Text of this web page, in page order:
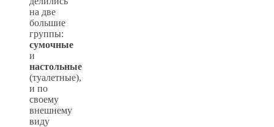
на две
большие
группы:
сумочные
и
настольные
(туалетные),
и по
своему
внешнему
виду